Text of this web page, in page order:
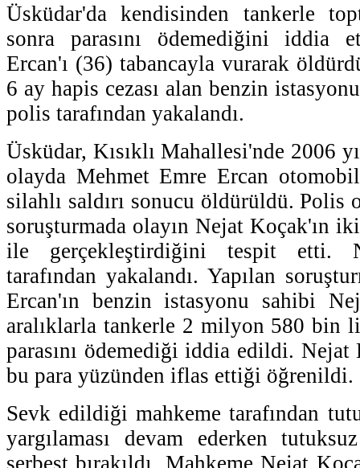
Üsküdar'da kendisinden tankerle
sonra parasını ödemediğini iddia
Ercan'ı (36) tabancayla vurarak
6 ay hapis cezası alan benzin
polis tarafından yakalandı.
Üsküdar, Kısıklı Mahallesi'nde 2006
olayda Mehmet Emre Ercan
silahlı saldırı sonucu öldürüldü. Polis
soruşturmada olayın Nejat Koçak'ın iki
ile gerçekleştirdiğini tespit etti.
tarafından yakalandı. Yapılan
Ercan'ın benzin istasyonu sahibi
aralıklarla tankerle 2 milyon 580 bin
parasını ödemediği iddia edildi. Nejat
bu para yüzünden iflas ettiği öğrenildi.
Sevk edildiği mahkeme tarafından
yargılaması devam ederken
serbest bırakıldı. Mahkeme Nejat